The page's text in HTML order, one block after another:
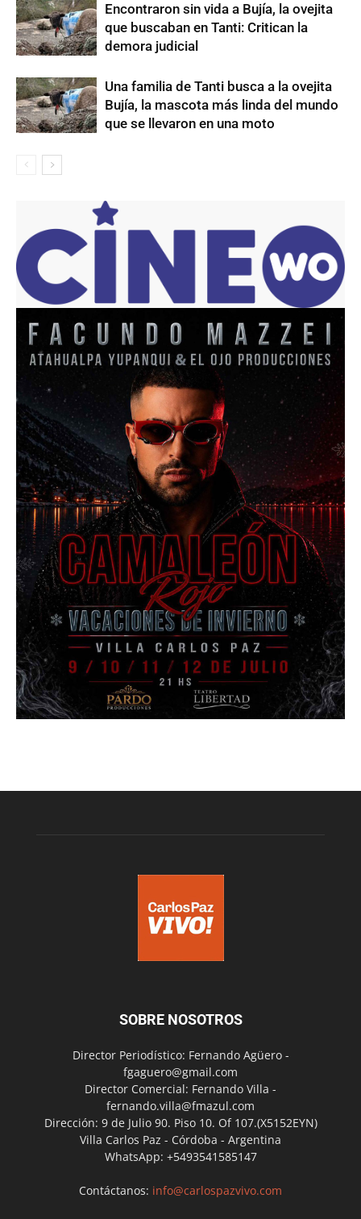
Encontraron sin vida a Bujía, la ovejita
que buscaban en Tanti: Critican la
demora judicial
Una familia de Tanti busca a la ovejita
Bujía, la mascota más linda del mundo
que se llevaron en una moto
SOBRE NOSOTROS
Director Periodístico: Fernando Agüero -
fgaguero@gmail.com
Director Comercial: Fernando Villa -
fernando.villa@fmazul.com
Dirección: 9 de Julio 90. Piso 10. Of 107.(X5152EYN)
Villa Carlos Paz - Córdoba - Argentina
WhatsApp: +5493541585147
Contáctanos: info@carlospazvivo.com